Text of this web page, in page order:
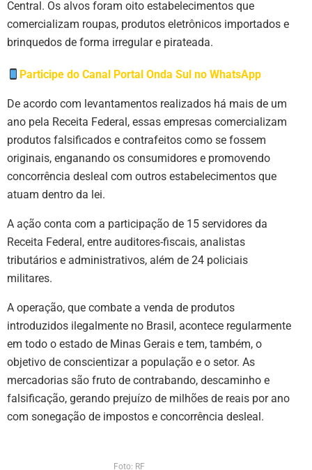
Central. Os alvos foram oito estabelecimentos que
comercializam roupas, produtos eletrônicos importados e
brinquedos de forma irregular e pirateada.
Participe do Canal Portal Onda Sul no WhatsApp
De acordo com levantamentos realizados há mais de um
ano pela Receita Federal, essas empresas comercializam
produtos falsificados e contrafeitos como se fossem
originais, enganando os consumidores e promovendo
concorrência desleal com outros estabelecimentos que
atuam dentro da lei.
A ação conta com a participação de 15 servidores da
Receita Federal, entre auditores-fiscais, analistas
tributários e administrativos, além de 24 policiais
militares.
A operação, que combate a venda de produtos
introduzidos ilegalmente no Brasil, acontece regularmente
em todo o estado de Minas Gerais e tem, também, o
objetivo de conscientizar a população e o setor. As
mercadorias são fruto de contrabando, descaminho e
falsificação, gerando prejuízo de milhões de reais por ano
com sonegação de impostos e concorrência desleal.
Foto: RF